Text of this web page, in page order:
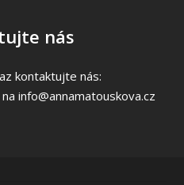
nás
kontaktujte nás:
info@annamatouskova.cz